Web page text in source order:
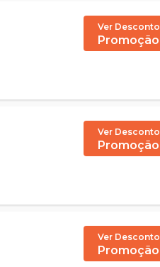
Ver Desconto
Promoção
Ver Desconto
Promoção
Ver Desconto
Promoção